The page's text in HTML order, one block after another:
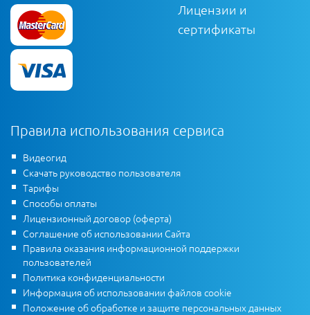
Лицензии и
сертификаты
Правила использования сервиса
Видеогид
Скачать руководство пользователя
Тарифы
Способы оплаты
Лицензионный договор (оферта)
Соглашение об использовании Сайта
Правила оказания информационной поддержки
пользователей
Политика конфиденциальности
Информация об использовании файлов cookie
Положение об обработке и защите персональных данных